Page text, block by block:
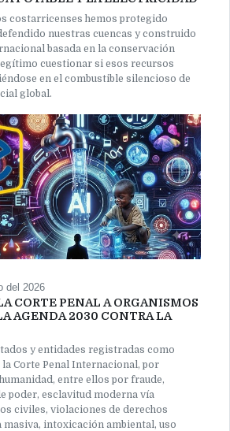
costarricenses hemos protegido
nuestras cuencas y construido
basada en la conservación
cuestionar si esos recursos
en el combustible silencioso de
global.
del 2026
CORTE PENAL A ORGANISMOS
AGENDA 2030 CONTRA LA
y entidades registradas como
Corte Penal Internacional, por
entre ellos por fraude,
poder, esclavitud moderna vía
civiles, violaciones de derechos
masiva, intoxicación ambiental, uso